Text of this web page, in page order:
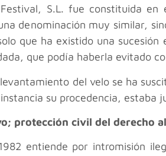
S.L. fue constituida
denominación muy similar,
que ha existido una
que podía haberla evitado
del velo se ha
su procedencia, estaba
protección civil del derecho
entiende por intromisión